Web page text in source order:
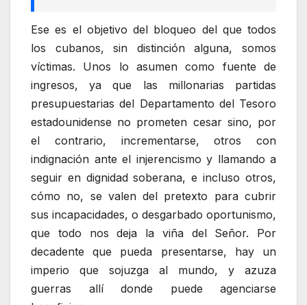
Ese es el objetivo del bloqueo del que todos
los cubanos, sin distinción alguna, somos
víctimas. Unos lo asumen como fuente de
ingresos, ya que las millonarias partidas
presupuestarias del Departamento del Tesoro
estadounidense no prometen cesar sino, por
el contrario, incrementarse, otros con
indignación ante el injerencismo y llamando a
seguir en dignidad soberana, e incluso otros,
cómo no, se valen del pretexto para cubrir
sus incapacidades, o desgarbado oportunismo,
que todo nos deja la viña del Señor. Por
decadente que pueda presentarse, hay un
imperio que sojuzga al mundo, y azuza
guerras allí donde puede agenciarse